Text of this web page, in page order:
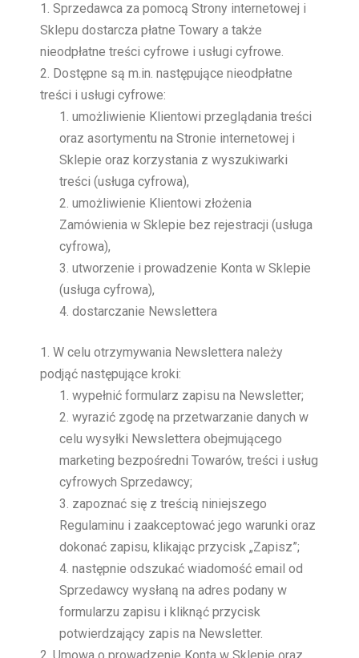
Sprzedawca za pomocą Strony internetowej i
Sklepu dostarcza płatne Towary a także
nieodpłatne treści cyfrowe i usługi cyfrowe.
Dostępne są m.in. następujące nieodpłatne
treści i usługi cyfrowe:
umożliwienie Klientowi przeglądania treści
oraz asortymentu na Stronie internetowej i
Sklepie oraz korzystania z wyszukiwarki
treści (usługa cyfrowa),
umożliwienie Klientowi złożenia
Zamówienia w Sklepie bez rejestracji (usługa
cyfrowa),
utworzenie i prowadzenie Konta w Sklepie
(usługa cyfrowa),
dostarczanie Newslettera
W celu otrzymywania Newslettera należy
podjąć następujące kroki:
wypełnić formularz zapisu na Newsletter;
wyrazić zgodę na przetwarzanie danych w
celu wysyłki Newslettera obejmującego
marketing bezpośredni Towarów, treści i usług
cyfrowych Sprzedawcy;
zapoznać się z treścią niniejszego
Regulaminu i zaakceptować jego warunki oraz
dokonać zapisu, klikając przycisk „Zapisz”;
następnie odszukać wiadomość email od
Sprzedawcy wysłaną na adres podany w
formularzu zapisu i kliknąć przycisk
potwierdzający zapis na Newsletter.